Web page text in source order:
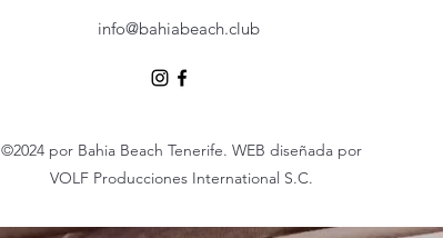
info@bahiabeach.club
©2024 por Bahia Beach Tenerife. WEB diseñada por
VOLF Producciones International S.C.